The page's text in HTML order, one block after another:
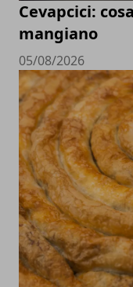
Cevapcici:
mangiano
05/08/2026